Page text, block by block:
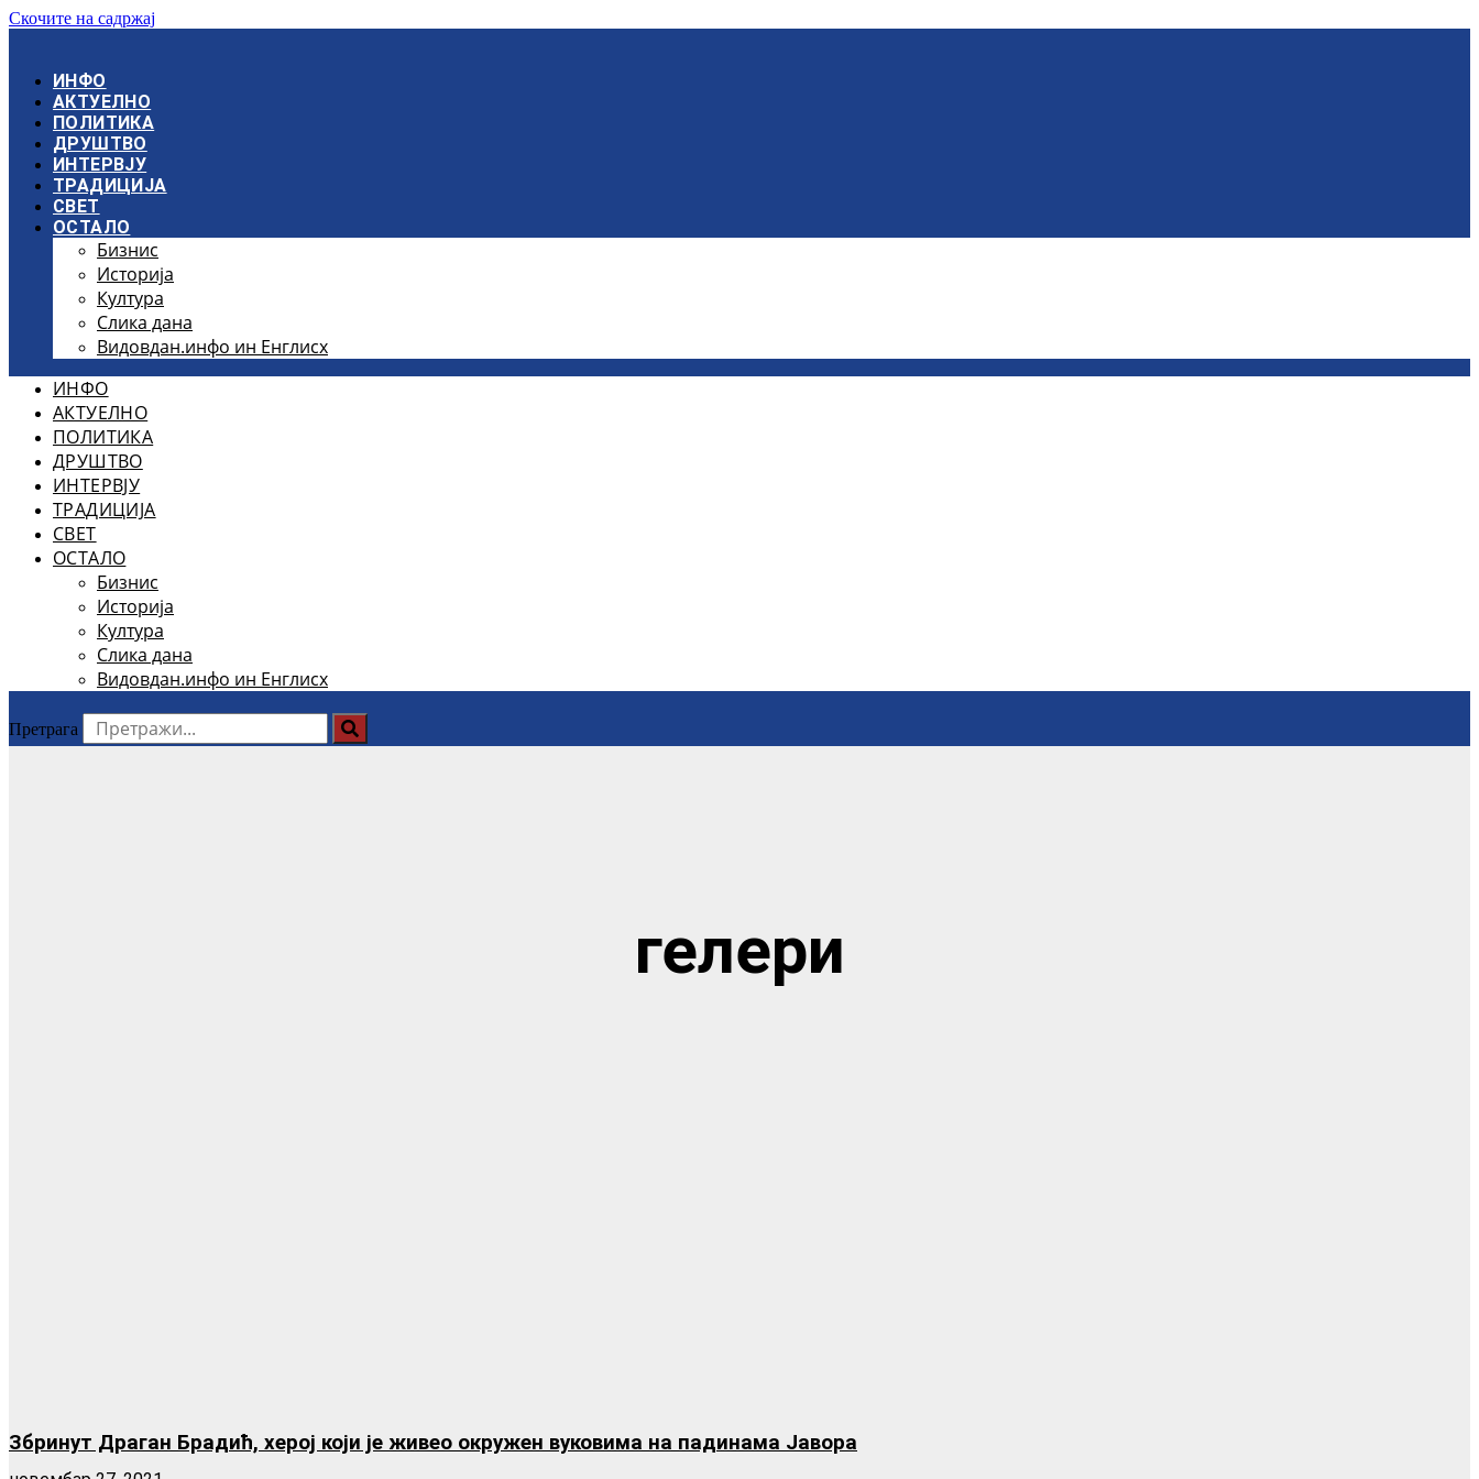
Скочите на садржај
ИНФО
АКТУЕЛНО
ПОЛИТИКА
ДРУШТВО
ИНТЕРВЈУ
ТРАДИЦИЈА
СВЕТ
ОСТАЛО
Бизнис
Историја
Култура
Слика дана
Видовдан.инфо ин Енглисх
ИНФО
АКТУЕЛНО
ПОЛИТИКА
ДРУШТВО
ИНТЕРВЈУ
ТРАДИЦИЈА
СВЕТ
ОСТАЛО
Бизнис
Историја
Култура
Слика дана
Видовдан.инфо ин Енглисх
Претрага
гелери
Збринут Драган Брадић, херој који је живео окружен вуковима на падинама Јавора